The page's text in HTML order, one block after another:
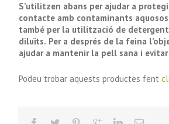
S’utilitzen abans per ajudar a
contacte amb contaminants
també per la utilització de
diluïts. Per a després de la feina
ajudar a mantenir la pell sana i
Podeu trobar aquests productes fent